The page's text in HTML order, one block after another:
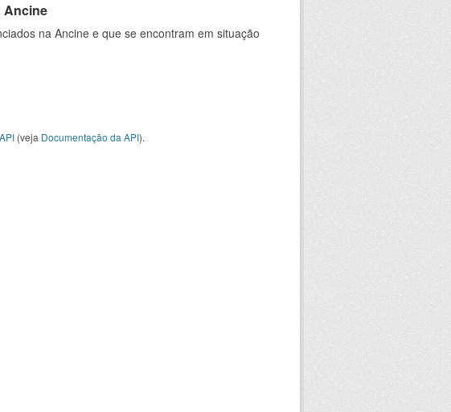
Ancine
na Ancine e que se encontram em situação
API (veja Documentação da API).